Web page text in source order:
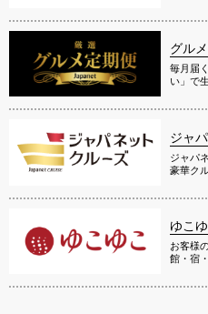
グル
毎月届
い」で
ジャ
ジャパ
豪華ク
ゆこゆ
お客様
館・宿